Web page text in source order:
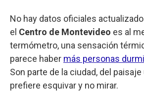
No hay datos oficiales
el Centro de Montevideo es al
termómetro, una sensación
parece haber más personas
Son parte de la ciudad, del
prefiere esquivar y no mirar.